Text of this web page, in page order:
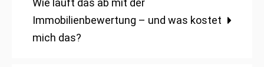
Wie läuft das ab mit der
Immobilienbewertung – und was kostet
mich das?